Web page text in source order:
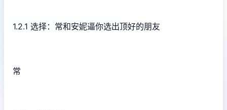
1.2.1 选择：常和安妮逼你选出顶好的朋友
常